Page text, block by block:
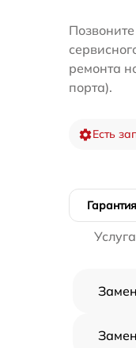
ремонта
порта).
Есть
Гарантия
Услуга